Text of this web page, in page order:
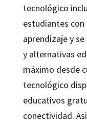
tecnológico
estudiantes con
aprendizaje y
y alternativas
máximo desde
tecnológico
educativos
conectividad.